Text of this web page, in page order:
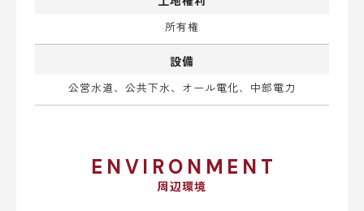
所有権
設備
公営水道、公共下水、オール電化、中部電力
ENVIRONMENT
周辺環境